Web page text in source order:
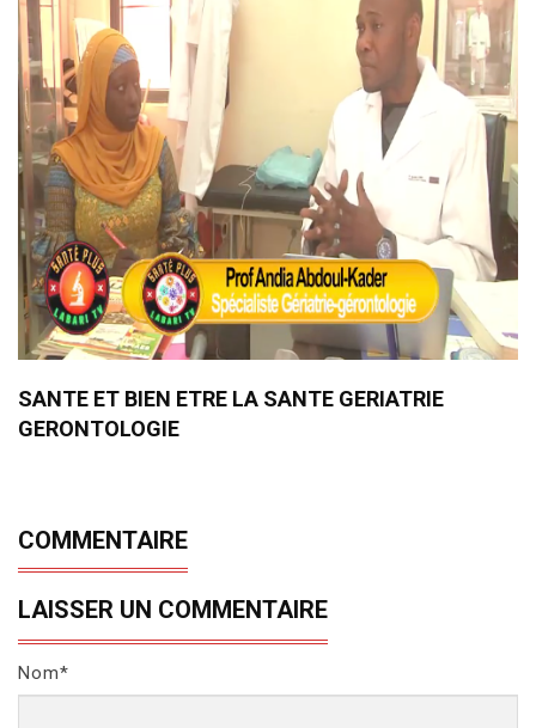
SANTE ET BIEN ETRE LA SANTE GERIATRIE
GERONTOLOGIE
COMMENTAIRE
LAISSER UN COMMENTAIRE
Nom*